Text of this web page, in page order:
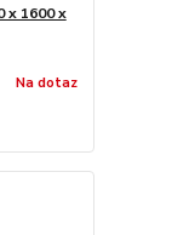
x 1600 x
Na dotaz